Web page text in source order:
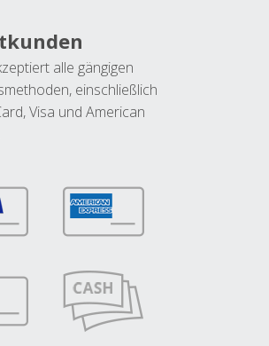
alle gängigen
einschließlich
Visa und American